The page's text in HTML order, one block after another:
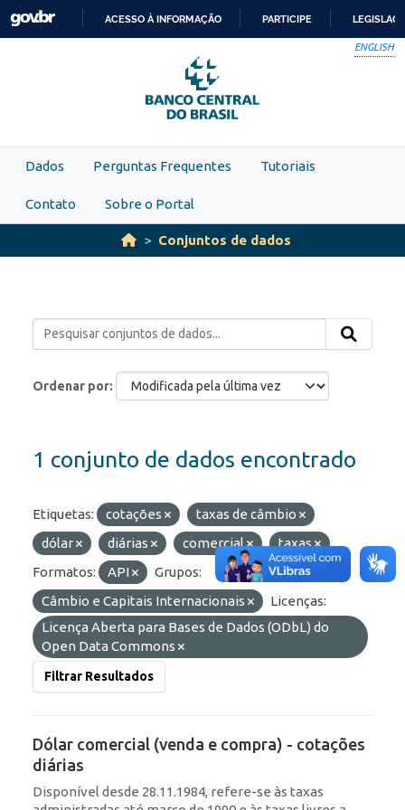
Skip to main content
PARA
O
CONTEÚDO
ACESSO À INFORMAÇÃO PARTICIPE
ENGLISH
Dados Perguntas Frequentes Tutoriais
Contato Sobre o Portal
Conjuntos de dados
Ordenar por
1 conjunto de dados encontrado
Etiquetas: cotações
taxas de câmbio
dólar
diárias comercial
taxas
Formatos:
API
Grupos:
Câmbio e Capitais Internacionais
Licenças:
Licença Aberta para Bases de Dados (ODbL) do
Open Data Commons
Filtrar Resultados
Dólar comercial (venda e compra) - cotações
diárias
Disponível desde 28.11.1984, refere-se às taxas